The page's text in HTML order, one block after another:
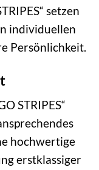
setzen
individuellen
Persönlichkeit.
STRIPES“
hochwertige
erstklassiger